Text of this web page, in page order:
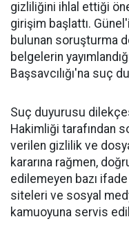
gizliliğini ihlal ettiği
girişim başlattı.
bulunan soruşturma
belgelerin
Başsavcılığı'na suç
Suç duyurusu
Hakimliği tarafından
verilen gizlilik ve
kararına rağmen,
edilemeyen bazı
siteleri ve sosyal
kamuoyuna servis